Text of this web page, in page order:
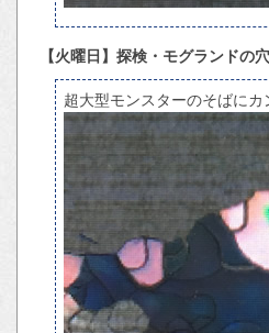
【火曜日】探検・モグランドの
超大型モンスターのそばにカ